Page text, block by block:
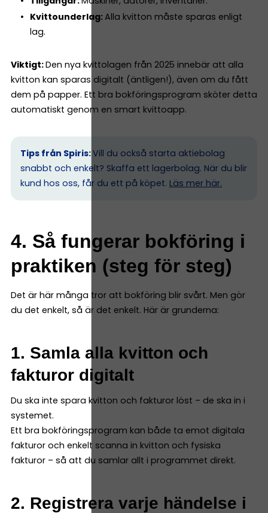
Kvittounderlag:Alla kvitton måste sparas enligt
lag.
Viktigt:Den nya kvittolagen från 2025 innebär att alla
kvitton kan sparas digitalt (äntligen!), även om du fått
dem på papper. Ett bra bokföringsprogram sköter detta
automatiskt genom en smart kvittoapp.
Tips från Spiris:Vill du också starta aktiebolag
snabbt och enkelt? Skaffa ett lagerbolag. När du blir
kund hos oss, får du ett på köpet. Läs mer här.
4. Så fungerar bokföring i
praktiken (steg för steg)
Det är här många tror att bokföring blir svårt. Men gör
du det enkelt, så är det enkelt. Här är grunderna:
1. Samla alla kvitton och
fakturor digitalt
Du ska inte spara kvitton och fakturor löst – de ska in i
systemet.
Ett bra bokföringsprogram kan både ta emot digitala
fakturor och enkelt scanna in kvitton och fysiska
fakturor – så att du samlar allt i programmet direkt.
2. Registrera varje händelse i